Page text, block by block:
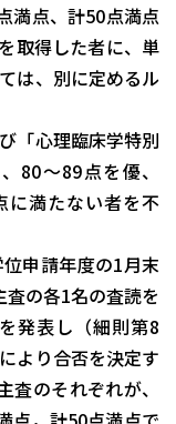
満点、計50点満点
取得した者に、単
は、別に定めるル
「心理臨床学特別
80〜89点を優、
に満たない者を不
申請年度の1月末
の各1名の査読を
発表し（細則第8
より合否を決定す
のそれぞれが、